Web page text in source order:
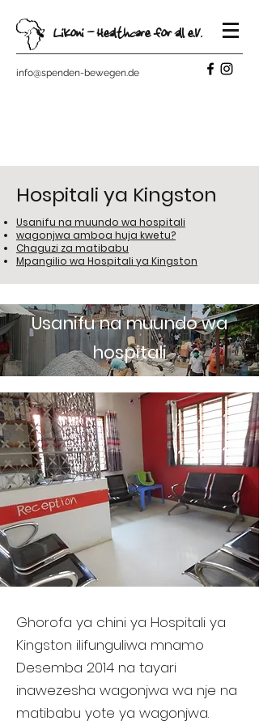
Likoni - Healthcare for all e.V.
info@spenden-bewegen.de
Hospitali ya Kingston
Usanifu na muundo wa hospitali
wagonjwa amboa huja kwetu?
Chaguzi za matibabu
Mpangilio wa Hospitali ya Kingston
Usanifu na muundo wa
hospitali
Ghorofa ya chini ya Hospitali ya
Kingston ilifunguliwa mnamo
Desemba 2014 na tayari
inawezesha wagonjwa wa nje na
matibabu yote ya wagonjwa.